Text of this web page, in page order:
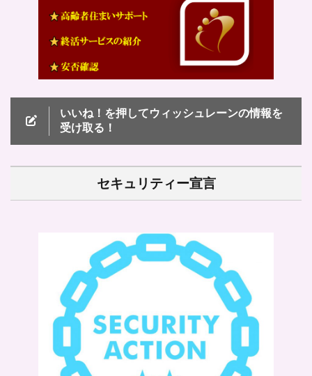
いいね！を押してウィッシュレーンの情報を
受け取る！
セキュリティー宣言